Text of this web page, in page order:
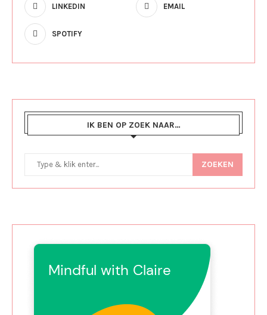
LINKEDIN EMAIL
SPOTIFY
IK BEN OP ZOEK NAAR…
ZOEKEN